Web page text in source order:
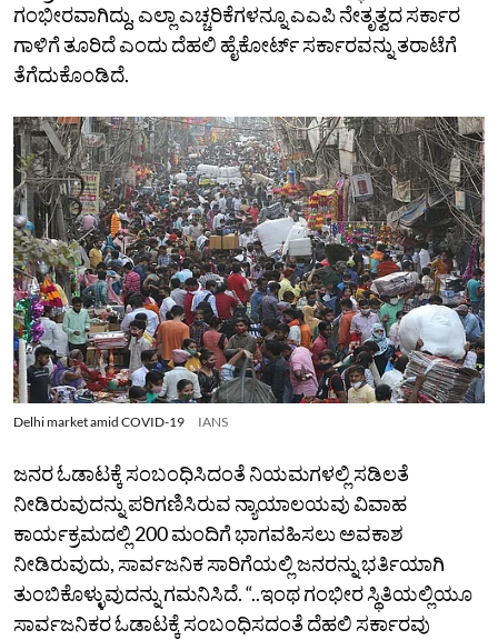
ಗಂಭೀರವಾಗಿದ್ದು, ಎಲ್ಲಾ ಎಚ್ಚರಿಕೆಗಳನ್ನೂ ಎಎಪಿ ನೇತೃತ್ವದ ಸರ್ಕಾರ
ಗಾಳಿಗೆ ತೂರಿದೆ ಎಂದು ದೆಹಲಿ ಹೈಕೋರ್ಟ್‌ ಸರ್ಕಾರವನ್ನು ತರಾಟೆಗೆ
ತೆಗೆದುಕೊಂಡಿದೆ.
Delhi market amid COVID-19 IANS
ಜನರ ಓಡಾಟಕ್ಕೆ ಸಂಬಂಧಿಸಿದಂತೆ ನಿಯಮಗಳಲ್ಲಿ ಸಡಿಲತೆ
ನೀಡಿರುವುದನ್ನು ಪರಿಗಣಿಸಿರುವ ನ್ಯಾಯಾಲಯವು ವಿವಾಹ
ಕಾರ್ಯಕ್ರಮದಲ್ಲಿ 200 ಮಂದಿಗೆ ಭಾಗವಹಿಸಲು ಅವಕಾಶ
ನೀಡಿರುವುದು, ಸಾರ್ವಜನಿಕ ಸಾರಿಗೆಯಲ್ಲಿ ಜನರನ್ನು ಭರ್ತಿಯಾಗಿ
ತುಂಬಿಕೊಳ್ಳುವುದನ್ನು ಗಮನಿಸಿದೆ. “..ಇಂಥ ಗಂಭೀರ ಸ್ಥಿತಿಯಲ್ಲಿಯೂ
ಸಾರ್ವಜನಿಕರ ಓಡಾಟಕ್ಕೆ ಸಂಬಂಧಿಸದಂತೆ ದೆಹಲಿ ಸರ್ಕಾರವು